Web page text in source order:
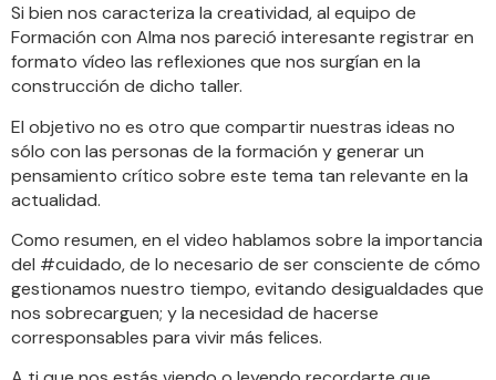
Si bien nos caracteriza la creatividad, al equipo de
Formación con Alma nos pareció interesante registrar en
formato vídeo las reflexiones que nos surgían en la
construcción de dicho taller.
El objetivo no es otro que compartir nuestras ideas no
sólo con las personas de la formación y generar un
pensamiento crítico sobre este tema tan relevante en la
actualidad.
Como resumen, en el video hablamos sobre la importancia
del #cuidado, de lo necesario de ser consciente de cómo
gestionamos nuestro tiempo, evitando desigualdades que
nos sobrecarguen; y la necesidad de hacerse
corresponsables para vivir más felices.